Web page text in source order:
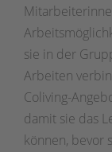
sie in der
Arbeiten
Coliving-
damit sie das
können, bevor